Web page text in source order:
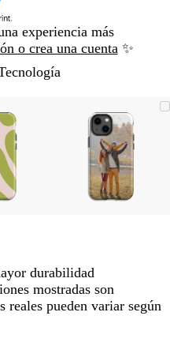
experiencia más
o crea una cuenta ✨
expandir
de
ampliable
Acercado
hasta
mínimo
clic
para
expandir
las
teclas
de
más
y
menos
y
las
durabilidad
mostradas son
reales pueden variar según